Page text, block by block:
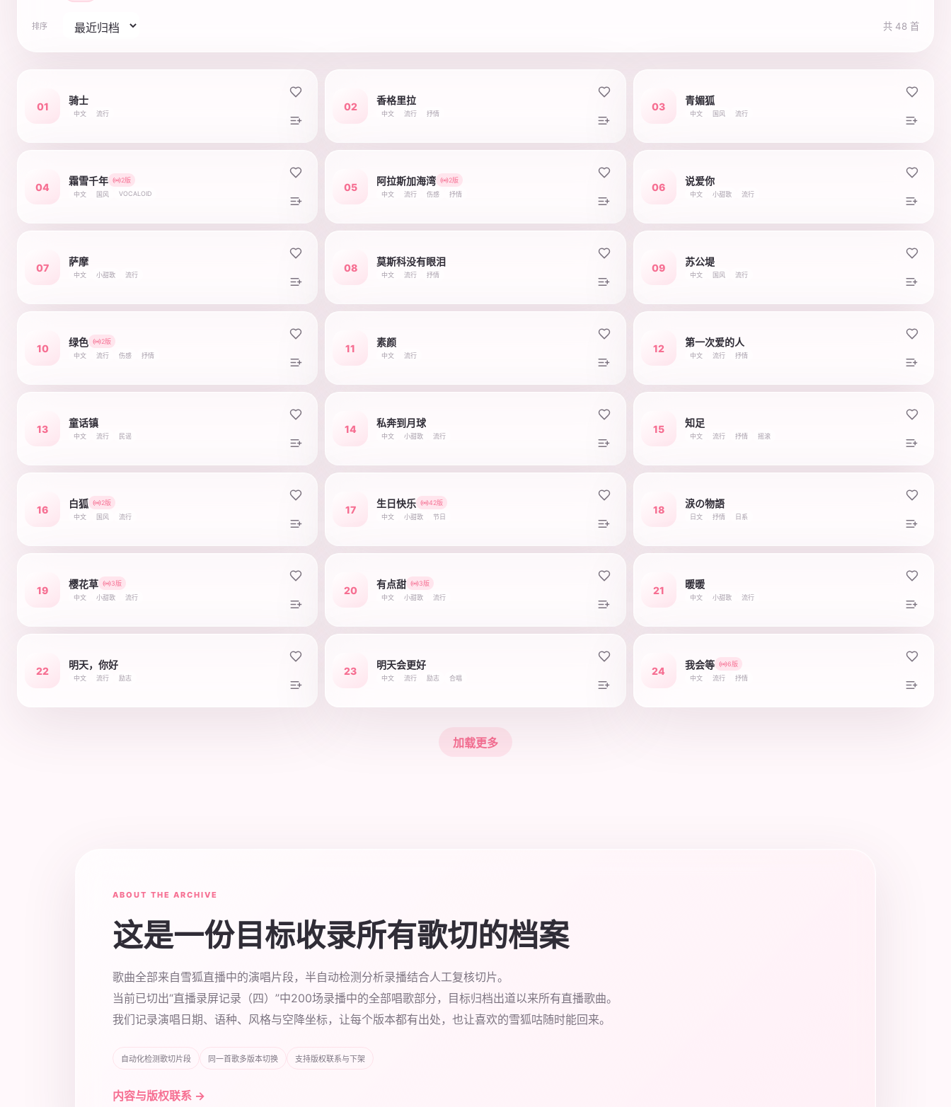
排序 共 48 首
01
骑士
中文 流行
02
香格里拉
中文 流行 抒情
03
青媚狐
中文 国风 流行
04
霜雪千年
2版
中文
国风 VOCALOID
05
阿拉斯加海湾
2版
中文
流行 伤感 抒情
06
说爱你
中文 小甜歌 流行
07
萨摩
中文 小甜歌 流行
08
莫斯科没有眼泪
中文 流行 抒情
09
苏公堤
中文 国风 流行
10
绿色
2版
中文
流行 伤感 抒情
11
素颜
中文 流行
12
第一次爱的人
中文 流行 抒情
13
童话镇
中文 流行 民谣
14
私奔到月球
中文 小甜歌 流行
15
知足
中文 流行 抒情 摇滚
16
白狐
2版
中文
国风 流行
17
生日快乐
42版
中文
小甜歌 节日
18
涙の物語
日文 抒情 日系
19
樱花草
3版
中文
小甜歌 流行
20
有点甜
3版
中文
小甜歌 流行
21
暖暖
中文 小甜歌 流行
22
明天，你好
中文 流行 励志
23
明天会更好
中文 流行 励志 合唱
24
我会等
6版
中文
流行 抒情
加载更多
ABOUT THE ARCHIVE
这是一份目标收录所有歌切的档案
歌曲全部来自雪狐直播中的演唱片段，半自动检测分析录播结合人工复核切片。
当前已切出“直播录屏记录（四）”中200场录播中的全部唱歌部分，目标归档出道以来所有直播歌曲。
我们记录演唱日期、语种、风格与空降坐标，让每个版本都有出处，也让喜欢的雪狐咕随时能回来。
自动化检测歌切片段 同一首歌多版本切换 支持版权联系与下架
内容与版权联系 →